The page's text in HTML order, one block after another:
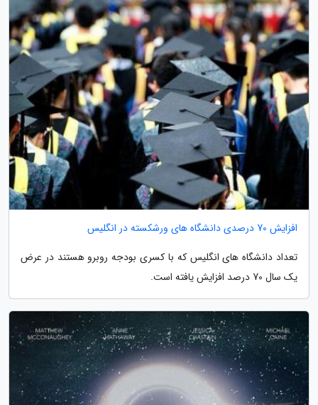
افزایش 70 درصدی دانشگاه های ورشکسته در انگلیس
تعداد دانشگاه های انگلیس که با کسری بودجه روبرو هستند در عرض
یک سال 70 درصد افزایش یافته است.